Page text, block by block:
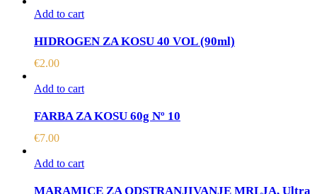
Add to cart
HIDROGEN ZA KOSU 40 VOL (90ml)
€2.00
Add to cart
FARBA ZA KOSU 60g Nº 10
€7.00
Add to cart
MARAMICE ZA ODSTRANJIVANJE MRLJA, Ultra